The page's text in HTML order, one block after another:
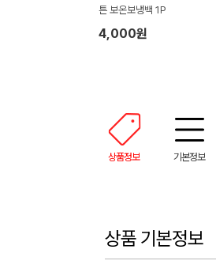
튼 보온보냉백 1P
4,000원
상품정보 기본정보
상품 기본정보